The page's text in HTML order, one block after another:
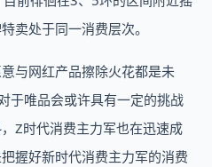
卖处于同一消费层次。
与网红产品擦除火花都是未
于唯品会或许具有一定的挑战
Z时代消费主力军也在迅速成
握好新时代消费主力军的消费